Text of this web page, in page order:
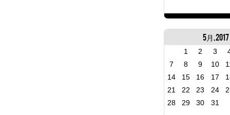
5月, 2017
1 2 3
7
8 9 10
14
15 16 17
21
22 23 24
28
29 30 31